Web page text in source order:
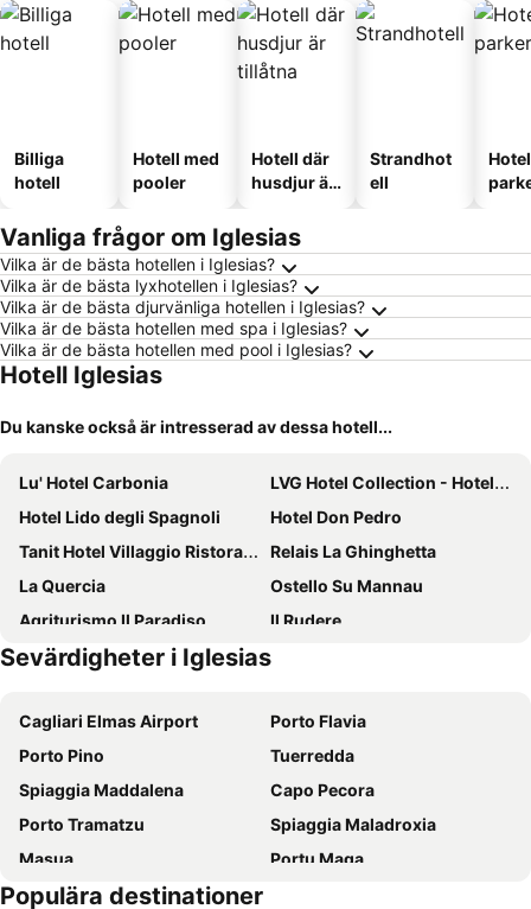
Billiga
hotell
Hotell med
pooler
Hotell där
husdjur är
Strandhot
ell
Vanliga frågor om Iglesias
Vilka är de bästa hotellen i Iglesias?
Vilka är de bästa lyxhotellen i Iglesias?
Vilka är de bästa djurvänliga hotellen i Iglesias?
Vilka är de bästa hotellen med spa i Iglesias?
Vilka är de bästa hotellen med pool i Iglesias?
Hotell Iglesias
Du kanske också är intresserad av dessa hotell...
Lu' Hotel Carbonia
LVG Hotel Collection - Hotel La Rosa dei Venti
Hotel Lido degli Spagnoli
Hotel Don Pedro
Tanit Hotel Villaggio Ristorante
Relais La Ghinghetta
La Quercia
Ostello Su Mannau
Agriturismo Il Paradiso
Il Rudere
Agriturismo Sa Scalitta
Sevärdigheter i Iglesias
Cagliari Elmas Airport
Porto Flavia
Porto Pino
Tuerredda
Spiaggia Maddalena
Capo Pecora
Porto Tramatzu
Spiaggia Maladroxia
Masua
Portu Maga
Costa Verde
Populära destinationer